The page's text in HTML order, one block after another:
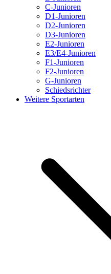
C-Junioren
D1-Junioren
D2-Junioren
D3-Junioren
E2-Junioren
E3/E4-Junioren
F1-Junioren
F2-Junioren
G-Junioren
Schiedsrichter
Weitere Sportarten